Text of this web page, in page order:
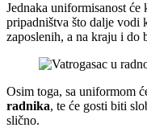
Jednaka uniformisanost će
pripadništva što dalje vodi
zaposlenih, a na kraju i do
Osim toga, sa uniformom
radnika, te će gosti biti
slično.